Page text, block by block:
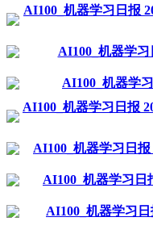
AI100_机器学习日报
AI100_机器学习
AI100_机器学
AI100_机器学习日报
AI100_机器学习日
AI100_机器学习日
AI100_机器学习